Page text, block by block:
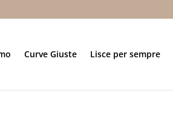
Curve Giuste Lisce per sempre